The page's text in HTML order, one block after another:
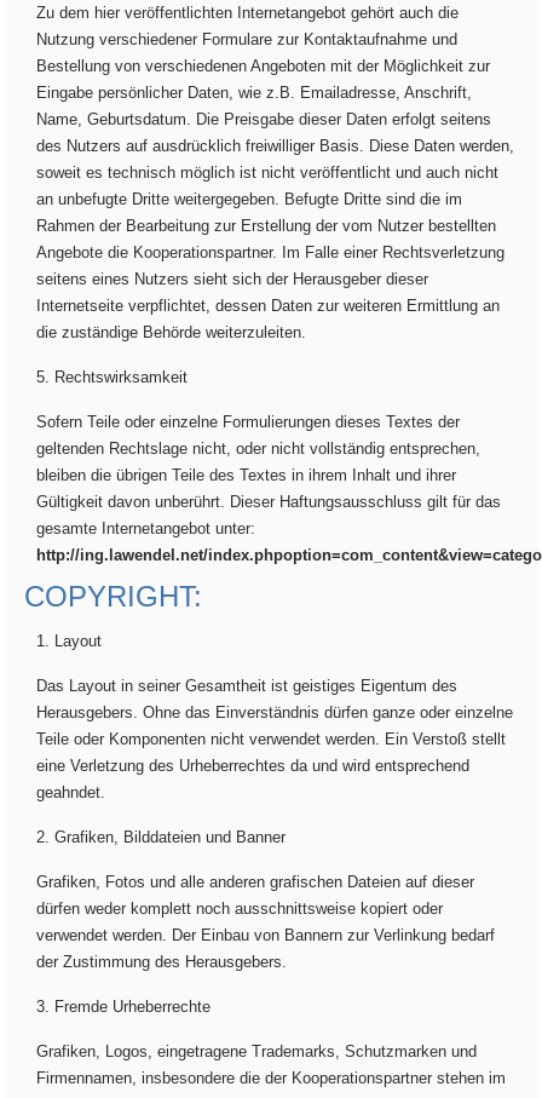
Zu dem hier veröffentlichten Internetangebot gehört auch die
Nutzung verschiedener Formulare zur Kontaktaufnahme und
Bestellung von verschiedenen Angeboten mit der Möglichkeit zur
Eingabe persönlicher Daten, wie z.B. Emailadresse, Anschrift,
Name, Geburtsdatum. Die Preisgabe dieser Daten erfolgt seitens
des Nutzers auf ausdrücklich freiwilliger Basis. Diese Daten werden,
soweit es technisch möglich ist nicht veröffentlicht und auch nicht
an unbefugte Dritte weitergegeben. Befugte Dritte sind die im
Rahmen der Bearbeitung zur Erstellung der vom Nutzer bestellten
Angebote die Kooperationspartner. Im Falle einer Rechtsverletzung
seitens eines Nutzers sieht sich der Herausgeber dieser
Internetseite verpflichtet, dessen Daten zur weiteren Ermittlung an
die zuständige Behörde weiterzuleiten.
5. Rechtswirksamkeit
Sofern Teile oder einzelne Formulierungen dieses Textes der
geltenden Rechtslage nicht, oder nicht vollständig entsprechen,
bleiben die übrigen Teile des Textes in ihrem Inhalt und ihrer
Gültigkeit davon unberührt. Dieser Haftungsausschluss gilt für das
gesamte Internetangebot unter:
http://ing.lawendel.net/
COPYRIGHT:
1. Layout
Das Layout in seiner Gesamtheit ist geistiges Eigentum des
Herausgebers. Ohne das Einverständnis dürfen ganze oder einzelne
Teile oder Komponenten nicht verwendet werden. Ein Verstoß stellt
eine Verletzung des Urheberrechtes da und wird entsprechend
geahndet.
2. Grafiken, Bilddateien und Banner
Grafiken, Fotos und alle anderen grafischen Dateien auf dieser
dürfen weder komplett noch ausschnittsweise kopiert oder
verwendet werden. Der Einbau von Bannern zur Verlinkung bedarf
der Zustimmung des Herausgebers.
3. Fremde Urheberrechte
Grafiken, Logos, eingetragene Trademarks, Schutzmarken und
Firmennamen, insbesondere die der Kooperationspartner stehen im